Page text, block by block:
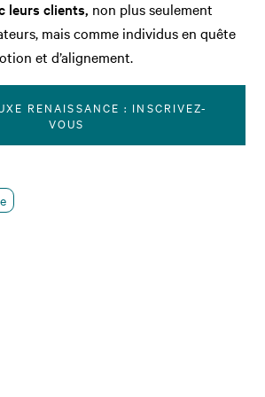
leurs clients, non plus seulement
mais comme individus en quête
et d’alignement.
RENAISSANCE : INSCRIVEZ-
VOUS